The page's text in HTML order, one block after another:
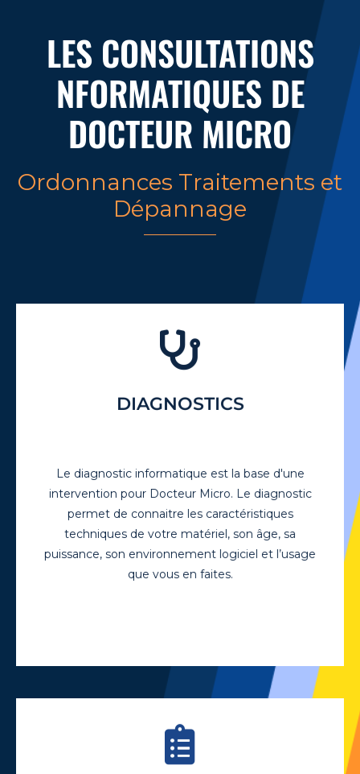
LES CONSULTATIONS
NFORMATIQUES DE
DOCTEUR MICRO
Ordonnances Traitements et
Dépannage
DIAGNOSTICS
Le diagnostic informatique est la base d'une
intervention pour Docteur Micro. Le diagnostic
permet de connaitre les caractéristiques
techniques de votre matériel, son âge, sa
puissance, son environnement logiciel et l’usage
que vous en faites.
diagnostic va apporter une prescription à
mettre en place pour résoudre le
problèmes rencontré.
EN SAVOIR PLUS +